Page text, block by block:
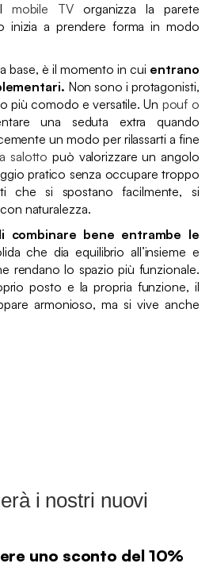
mobile TV organizza la parete
inizia a prendere forma in modo
base, è il momento in cui entrano
Non sono i protagonisti,
più comodo e versatile. Un pouf o
una seduta extra quando
un modo per rilassarti a fine
salotto può valorizzare un angolo
pratico senza occupare troppo
che si spostano facilmente, si
naturalezza.
bene entrambe le
che dia equilibrio all’insieme e
rendano lo spazio più funzionale.
posto e la propria funzione, il
armonioso, ma si vive anche
i nostri nuovi
uno sconto del 10%